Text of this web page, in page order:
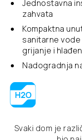
Jednostavna
zahvata
Kompaktna
sanitarne vode
grijanje i
Nadogradnja
Svaki dom je
Koristi R290,
udobnost i
Funkcija